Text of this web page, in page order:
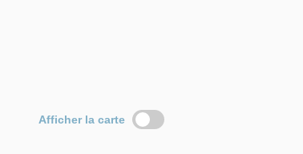
Afficher la carte